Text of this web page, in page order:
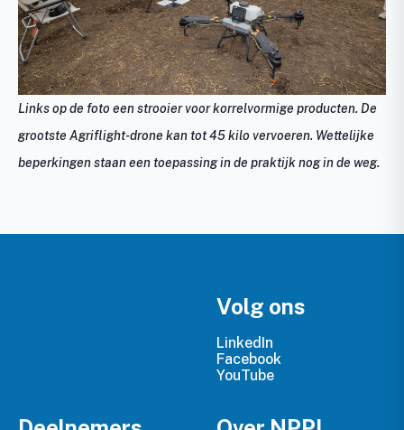
Links op de foto een strooier voor korrelvormige producten. De
grootste Agriflight-drone kan tot 45 kilo vervoeren. Wettelijke
beperkingen staan een toepassing in de praktijk nog in de weg.
Volg ons
LinkedIn
Facebook
YouTube